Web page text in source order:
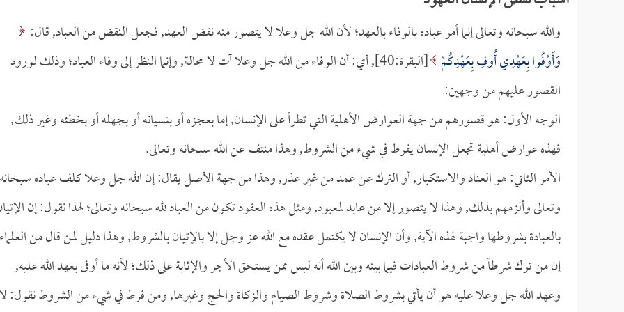
والله سبحانه وتعالى إنما أمر عباده بالوفاء بالعهد؛ لأن الله جل وعلا لا يتصور منه نقض العهد, فجعل النقض من العباد, قال:
وَأَوْفُوا بِعَهْدِي أُوفِ بِعَهْدِكُمْ
[البقرة:40], أي: أن الوفاء من الله جل وعلا آت لا محالة, وإنما النظر إلى وفاء العباد؛ وذلك لورود
القصور عليهم من وجهين:
الوجه الأول: هو قصورهم من جهة العوارض الأهلية التي تطرأ على الإنسان, إما بعجزه أو بنسيانه أو بجهله أو بخطئه وغير ذلك,
فهذه عوارض أهلية تجعل الإنسان يفرط في شيء من الشروط, وهذا منتف عن الله سبحانه وتعالى.
الأمر الثاني: هو العناد والاستكبار, أو الترك عن عمد من غير عذر, وهذا من جهة الأصل يقال: إن الله جل وعلا كلف عباده
وتعالى وألزمهم بذلك, وهذا لا يتصور إلا من عابد لمعبود, ومثل هذه العقود تكون من العباد لله سبحانه وتعالى؛ لهذا نقول: إن
بالعبادة بشروطها واجبة لهذه الآية, وأن الإنسان لا يكتمل عقده مع الله عز وجل إلا بالإتيان بالشروط, وهذا دليل لمن قال من
إن من ترك شرطاً من شروط العبادات فيما بينه وبين الله أنه ليس ممن يستحق الأجر والإثابة على ذلك؛ لأنه ما أوفى بعهد الله عليه,
وعهد الله جل وعلا عليه هو أن يأتي بشروط الصلاة وشروط الصيام والزكاة والحج وغيرها, ومن فرط في شيء من الشروط نقول: